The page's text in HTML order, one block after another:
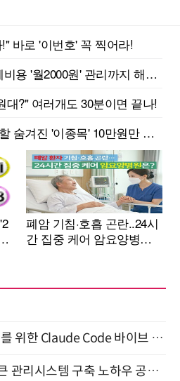
"모든 담당자(비개발자)를 위한 Claude Code 바이브 코딩 2-day 부트캠프" 9월 16~17일 개최
"AI 핀옵스 시스템과 토큰 관리시스템 구축 노하우 공개" 잠실 한국광고문화회관 2층 대회의실 (8/21)